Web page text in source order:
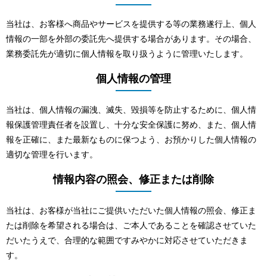
当社は、お客様へ商品やサービスを提供する等の業務遂行上、個人
情報の一部を外部の委託先へ提供する場合があります。その場合、
業務委託先が適切に個人情報を取り扱うように管理いたします。
個人情報の管理
当社は、個人情報の漏洩、滅失、毀損等を防止するために、個人情
報保護管理責任者を設置し、十分な安全保護に努め、また、個人情
報を正確に、また最新なものに保つよう、お預かりした個人情報の
適切な管理を行います。
情報内容の照会、修正または削除
当社は、お客様が当社にご提供いただいた個人情報の照会、修正ま
たは削除を希望される場合は、ご本人であることを確認させていた
だいたうえで、合理的な範囲ですみやかに対応させていただきま
す。